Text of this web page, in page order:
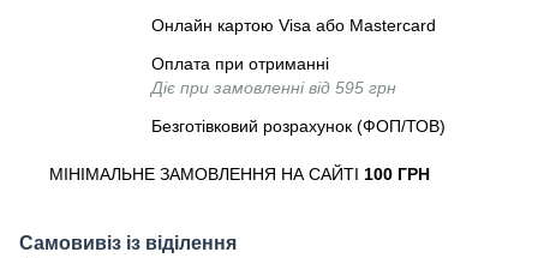
Онлайн картою Visa або Mastercard
Оплата при отриманні
Діє при замовленні від 595 грн
Безготівковий розрахунок (ФОП/ТОВ)
МІНІМАЛЬНЕ ЗАМОВЛЕННЯ НА САЙТІ 100 ГРН
Самовивіз із віділення